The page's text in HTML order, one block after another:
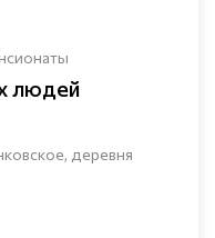
людей
деревня